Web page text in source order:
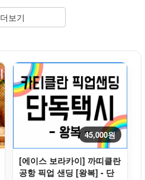
더보기
45,000원
[에이스 보라카이] 까띠클란
공항 픽업 샌딩 [왕복] - 단